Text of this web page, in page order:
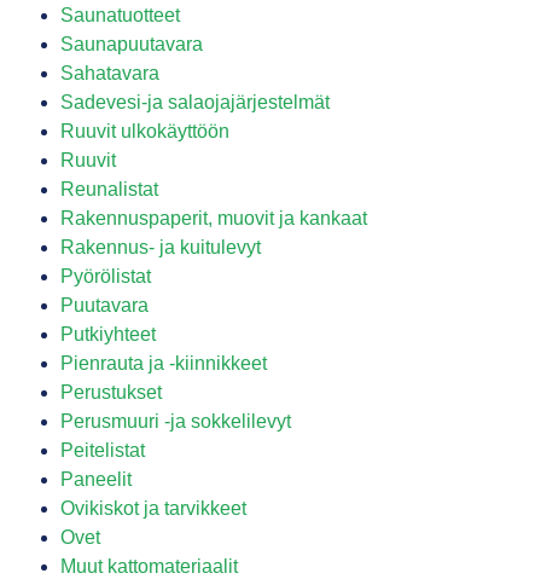
Saunatuotteet
Saunapuutavara
Sahatavara
Sadevesi-ja salaojajärjestelmät
Ruuvit ulkokäyttöön
Ruuvit
Reunalistat
Rakennuspaperit, muovit ja kankaat
Rakennus- ja kuitulevyt
Pyörölistat
Puutavara
Putkiyhteet
Pienrauta ja -kiinnikkeet
Perustukset
Perusmuuri -ja sokkelilevyt
Peitelistat
Paneelit
Ovikiskot ja tarvikkeet
Ovet
Muut kattomateriaalit